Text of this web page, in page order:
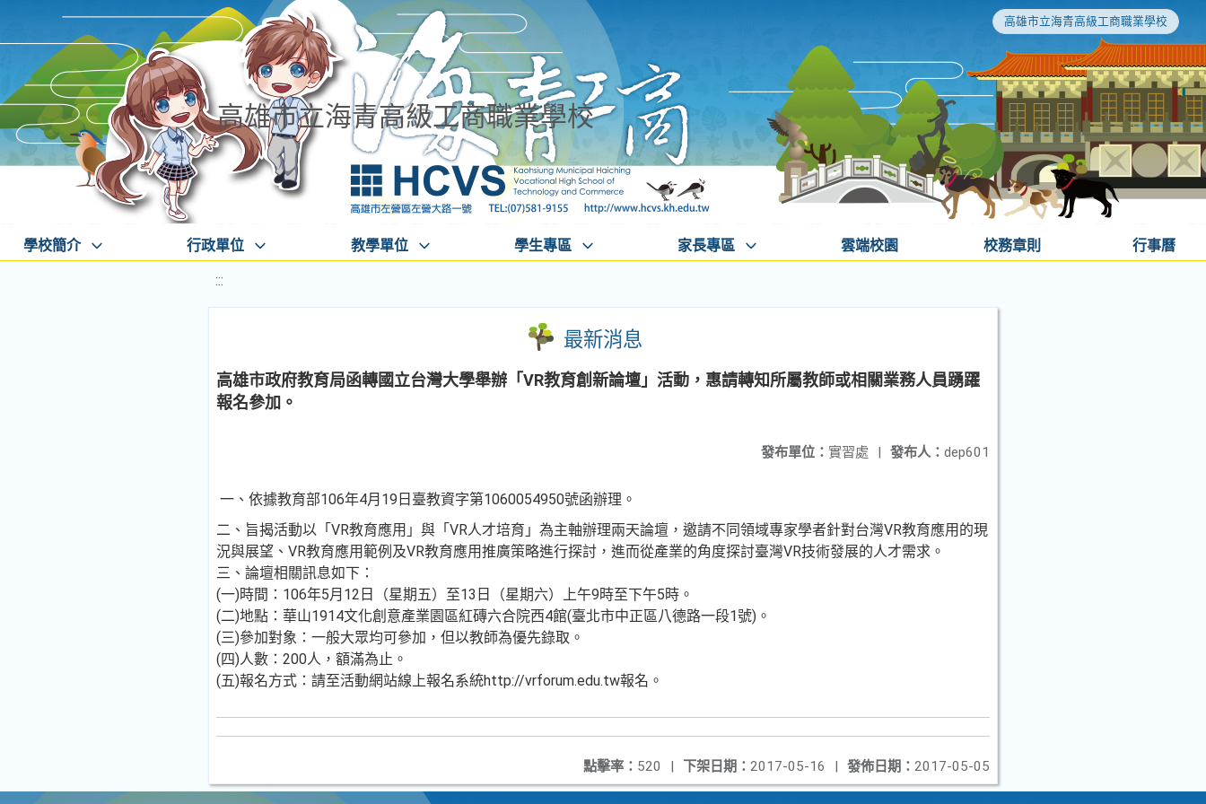
高雄市立海青高級工商職業學校
高雄市立海青高級工商職業學校
學校簡介 行政單位 教學單位 學生專區 家長專區 雲端校園 校務章則 行事曆
:::
最新消息
高雄市政府教育局函轉國立台灣大學舉辦「VR教育創新論壇」活動，惠請轉知所屬教師或相關業務人員踴躍
報名參加。
發布人： dep601
發布單位： 實習處 |
一、依據教育部106年4月19日臺教資字第1060054950號函辦理。
二、旨揭活動以「VR教育應用」與「VR人才培育」為主軸辦理兩天論壇，邀請不同領域專家學者針對台灣VR教育應用的現
況與展望、VR教育應用範例及VR教育應用推廣策略進行探討，進而從產業的角度探討臺灣VR技術發展的人才需求。
三、論壇相關訊息如下：
(一)時間：106年5月12日（星期五）至13日（星期六）上午9時至下午5時。
(二)地點：華山1914文化創意產業園區紅磚六合院西4館(臺北市中正區八德路一段1號)。
(三)參加對象：一般大眾均可參加，但以教師為優先錄取。
(四)人數：200人，額滿為止。
(五)報名方式：請至活動網站線上報名系統http://vrforum.edu.tw報名。
發佈日期： 2017-05-05
下架日期： 2017-05-16 |
點擊率： 520 |